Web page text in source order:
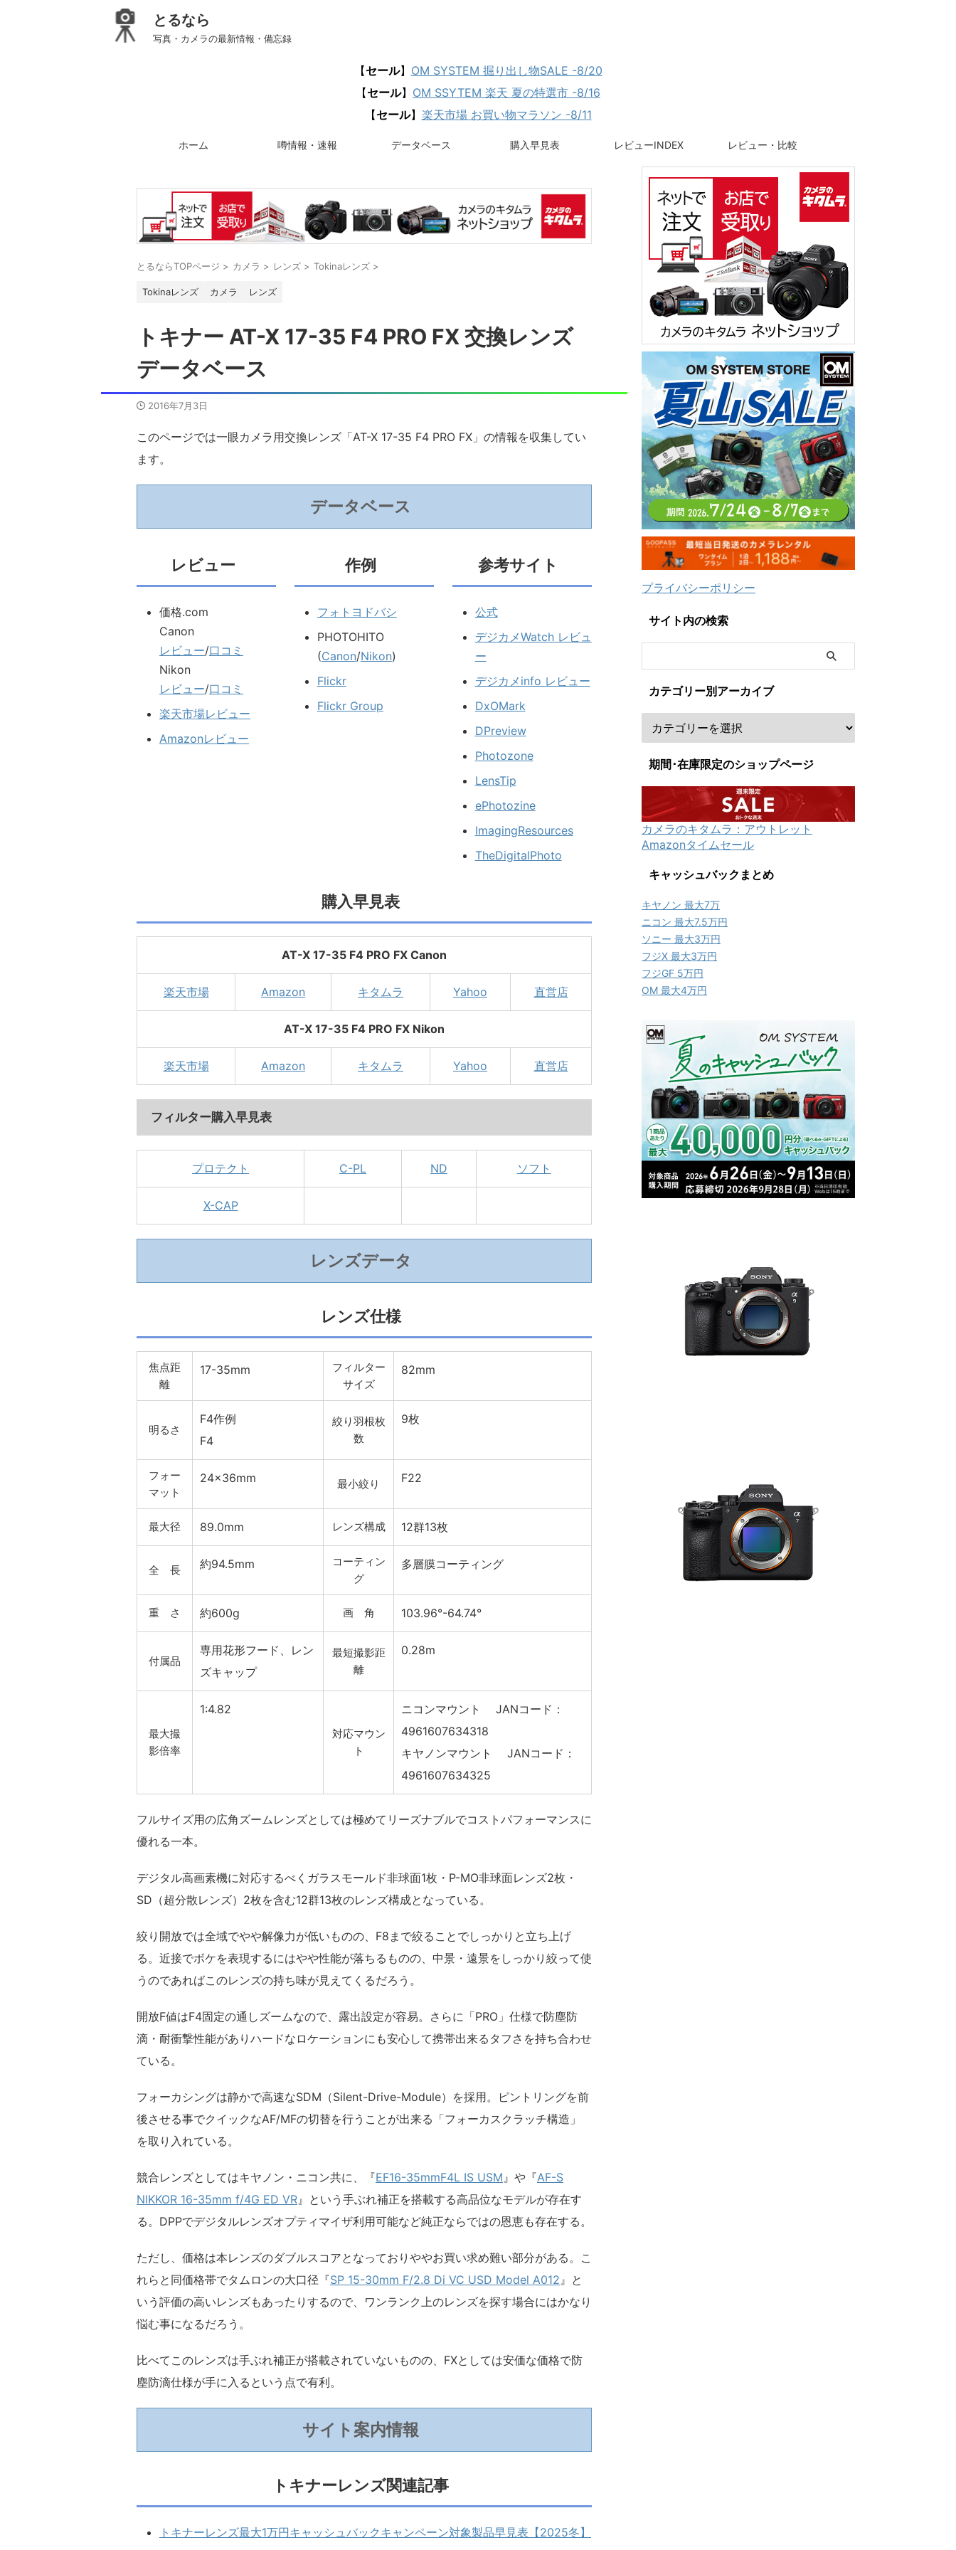
とるなら
写真・カメラの最新情報・備忘録
【セール】 OM SYSTEM 掘り出し物SALE -8/20
【セール】 OM SSYTEM 楽天 夏の特選市 -8/16
【セール】 楽天市場 お買い物マラソン -8/11
ホーム 噂情報・速報 データベース 購入早見表 レビューINDEX レビュー・比較
とるならTOPページ > カメラ > レンズ > Tokinaレンズ >
Tokinaレンズ カメラ レンズ
トキナー AT-X 17-35 F4 PRO FX 交換レンズ
データベース
2016年7月3日
このページでは一眼カメラ用交換レンズ「AT-X 17-35 F4 PRO FX」の情報を収集してい
ます。
データベース
レビュー
価格.com
Canon
レビュー/口コミ
Nikon
レビュー/口コミ
楽天市場レビュー
Amazonレビュー
作例
フォトヨドバシ
PHOTOHITO
(Canon/Nikon)
Flickr
Flickr Group
参考サイト
公式
デジカメWatch レビュ
ー
デジカメinfo レビュー
DxOMark
DPreview
Photozone
LensTip
ePhotozine
ImagingResources
TheDigitalPhoto
購入早見表
AT-X 17-35 F4 PRO FX Canon
楽天市場 Amazon キタムラ Yahoo 直営店
AT-X 17-35 F4 PRO FX Nikon
楽天市場 Amazon キタムラ Yahoo 直営店
フィルター購入早見表
プロテクト C-PL ND ソフト
X-CAP
レンズデータ
レンズ仕様
焦点距
離
17-35mm
フィルター
サイズ
82mm
明るさ
F4作例
F4
絞り羽根枚
数
9枚
フォー
マット
24×36mm 最小絞り F22
最大径 89.0mm レンズ構成 12群13枚
全 長 約94.5mm
コーティン
グ
多層膜コーティング
重 さ 約600g 画 角 103.96°-64.74°
付属品
専用花形フード、レン
ズキャップ
最短撮影距
離
0.28m
最大撮
影倍率
1:4.82
対応マウン
ト
ニコンマウント JANコード：
4961607634318
キヤノンマウント JANコード：
4961607634325
フルサイズ用の広角ズームレンズとしては極めてリーズナブルでコストパフォーマンスに
優れる一本。
デジタル高画素機に対応するべくガラスモールド非球面1枚・P-MO非球面レンズ2枚・
SD（超分散レンズ）2枚を含む12群13枚のレンズ構成となっている。
絞り開放では全域でやや解像力が低いものの、F8まで絞ることでしっかりと立ち上げ
る。近接でボケを表現するにはやや性能が落ちるものの、中景・遠景をしっかり絞って使
うのであればこのレンズの持ち味が見えてくるだろう。
開放F値はF4固定の通しズームなので、露出設定が容易。さらに「PRO」仕様で防塵防
滴・耐衝撃性能がありハードなロケーションにも安心して携帯出来るタフさを持ち合わせ
ている。
フォーカシングは静かで高速なSDM（Silent-Drive-Module）を採用。ピントリングを前
後させる事でクイックなAF/MFの切替を行うことが出来る「フォーカスクラッチ構造」
を取り入れている。
競合レンズとしてはキヤノン・ニコン共に、『EF16-35mmF4L IS USM』や『AF-S
NIKKOR 16-35mm f/4G ED VR』という手ぶれ補正を搭載する高品位なモデルが存在す
る。DPPでデジタルレンズオプティマイザ利用可能など純正ならではの恩恵も存在する。
ただし、価格は本レンズのダブルスコアとなっておりややお買い求め難い部分がある。こ
れらと同価格帯でタムロンの大口径『SP 15-30mm F/2.8 Di VC USD Model A012』と
いう評価の高いレンズもあったりするので、ワンランク上のレンズを探す場合にはかなり
悩む事になるだろう。
比べてこのレンズは手ぶれ補正が搭載されていないものの、FXとしては安価な価格で防
塵防滴仕様が手に入るという点で有利。
サイト案内情報
トキナーレンズ関連記事
トキナーレンズ最大1万円キャッシュバックキャンペーン対象製品早見表【2025冬】
プライバシーポリシー
サイト内の検索
カテゴリー別アーカイブ
期間･在庫限定のショップページ
カメラのキタムラ：アウトレット
Amazonタイムセール
キャッシュバックまとめ
キヤノン 最大7万
ニコン 最大7.5万円
ソニー 最大3万円
フジX 最大3万円
フジGF 5万円
OM 最大4万円